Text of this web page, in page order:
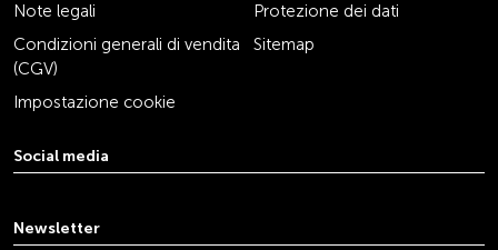
Note legali
Protezione dei dati
Condizioni generali di vendita
(CGV)
Sitemap
Impostazione cookie
Social media
Newsletter